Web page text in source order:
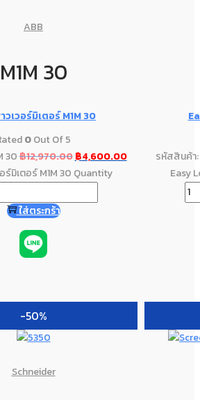
ABB
M1M 30
วเวอร์มิเตอร์ M1M 30
0Out Of 5
30฿12,970.00 ฿4,600.00
ร์มิเตอร์ M1M 30 Quantity
ใส่ตระกร้า
รหัสสินค้า
Easy
-50%
Schneider